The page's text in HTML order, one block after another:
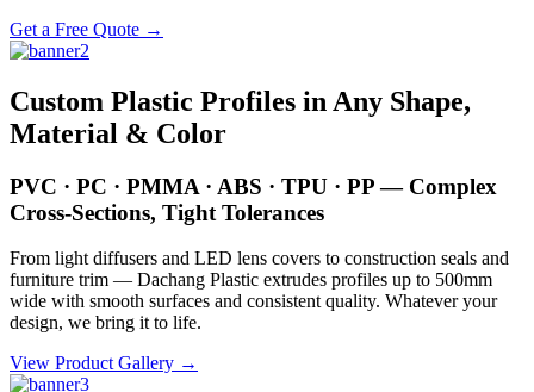
Get a Free Quote →
Custom Plastic Profiles in Any Shape,
Material & Color
PVC · PC · PMMA · ABS · TPU · PP — Complex
Cross-Sections, Tight Tolerances
From light diffusers and LED lens covers to construction seals and
furniture trim — Dachang Plastic extrudes profiles up to 500mm
wide with smooth surfaces and consistent quality. Whatever your
design, we bring it to life.
View Product Gallery →